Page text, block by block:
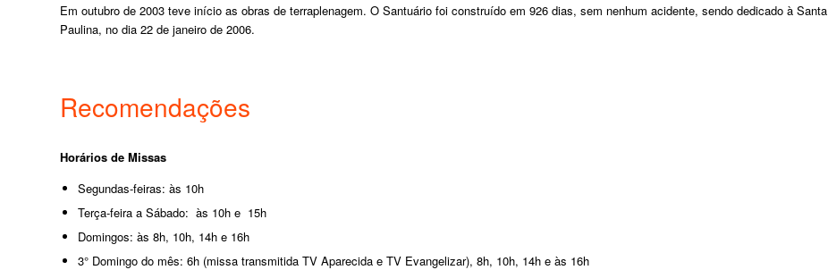
Em outubro de 2003 teve início as obras de terraplenagem. O Santuário foi construído em 926 dias, sem nenhum acidente, sendo dedicado à Santa
Paulina, no dia 22 de janeiro de 2006.
Recomendações
Horários de Missas
Segundas-feiras: às 10h
Terça-feira a Sábado: às 10h e 15h
Domingos: às 8h, 10h, 14h e 16h
3° Domingo do mês: 6h (missa transmitida TV Aparecida e TV Evangelizar), 8h, 10h, 14h e às 16h